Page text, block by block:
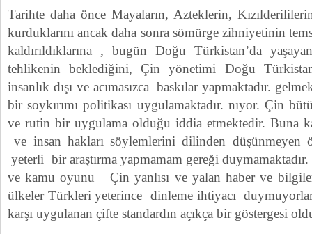
Tarihte daha önce Mayaların, Azteklerin,
kurduklarını ancak daha sonra sömürge zihniyetinin
kaldırıldıklarına , bugün Doğu Türkistan’da
tehlikenin beklediğini, Çin yönetimi Doğu
insanlık dışı ve acımasızca baskılar yapmaktadır.
bir soykırımı politikası uygulamaktadır. nıyor. Çin
ve rutin bir uygulama olduğu iddia etmektedir. Buna
ve insan hakları söylemlerini dilinden
yeterli bir araştırma yapmamam gereği
ve kamu oyunu Çin yanlısı ve yalan haber ve
ülkeler Türkleri yeterince dinleme ihtiyacı
karşı uygulanan çifte standardın açıkça bir göstergesi